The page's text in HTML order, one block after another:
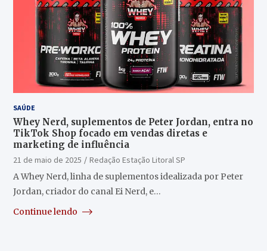
SAÚDE
Whey Nerd, suplementos de Peter Jordan, entra no
TikTok Shop focado em vendas diretas e
marketing de influência
21 de maio de 2025
Redação Estação Litoral SP
A Whey Nerd, linha de suplementos idealizada por Peter
Jordan, criador do canal Ei Nerd, e…
Continue lendo